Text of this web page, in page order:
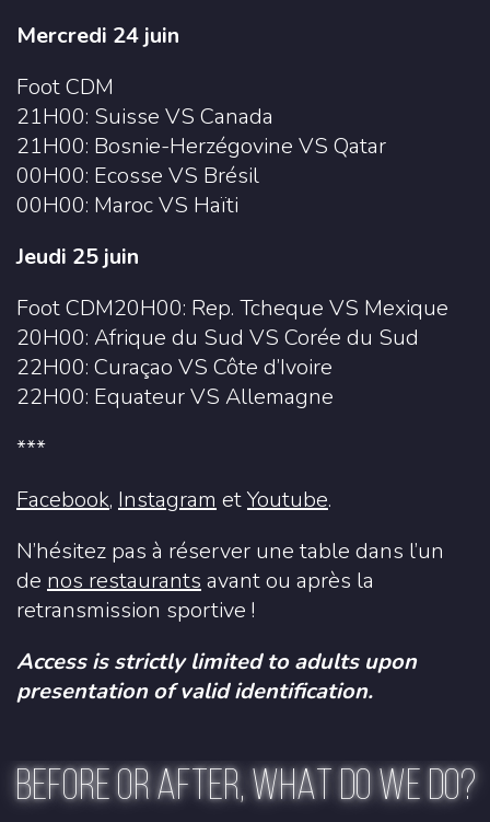
Mercredi 24 juin
Foot CDM
21H00: Suisse VS Canada
21H00: Bosnie-Herzégovine VS Qatar
00H00: Ecosse VS Brésil
00H00: Maroc VS Haïti
Jeudi 25 juin
Foot CDM20H00: Rep. Tcheque VS Mexique
20H00: Afrique du Sud VS Corée du Sud
22H00: Curaçao VS Côte d’Ivoire
22H00: Equateur VS Allemagne
***
Facebook, Instagram etYoutube.
N’hésitez pas à réserver une table dans l’un
de nos restaurants avant ou après la
retransmission sportive !
Access is strictly limited to adults upon
presentation of valid identification.
BEFORE OR AFTER, WHAT DO WE DO?